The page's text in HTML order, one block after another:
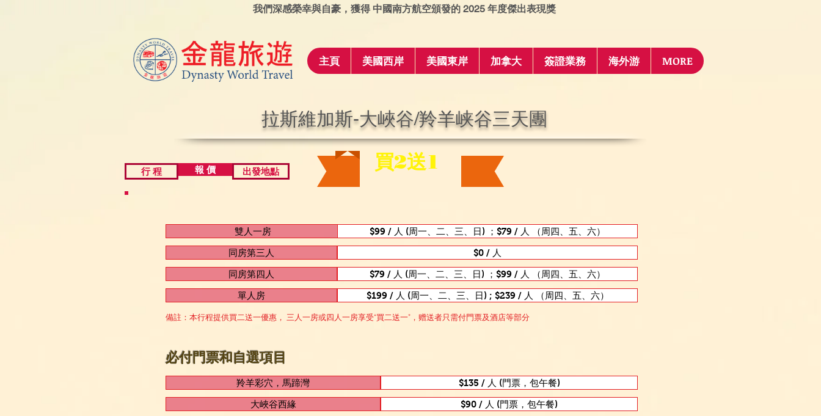
主頁 美國西岸 美國東岸 加拿大 簽證業務 海外游 MORE
我們深感榮幸與自豪，獲得 中國南方航空頒發的 2025 年度傑出表現獎
拉斯維加斯-大峽谷/羚羊峡谷三天團
行 程 報 價 出發地點 買2送1
雙人一房 $99 / 人 (周一、二、三、日) ；$79 / 人 （周四、五、六）
同房第三人 $0 / 人
同房第四人 $79 / 人 (周一、二、三、日) ；$99 / 人 （周四、五、六）
單人房 $199 / 人 (周一、二、三、日) ; $239 / 人 （周四、五、六）
備註：本行程提供買二送一優惠， 三人一房或四人一房享受“買二送一”，赠送者只需付門票及酒店等部分
必付門票和自選項目
羚羊彩穴，馬蹄灣 $135 / 人 (門票，包午餐)
大峽谷西緣 $90 / 人 (門票，包午餐)